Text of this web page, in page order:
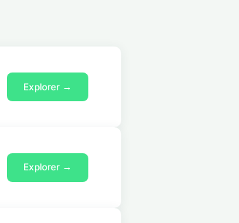
Explorer →
Explorer →